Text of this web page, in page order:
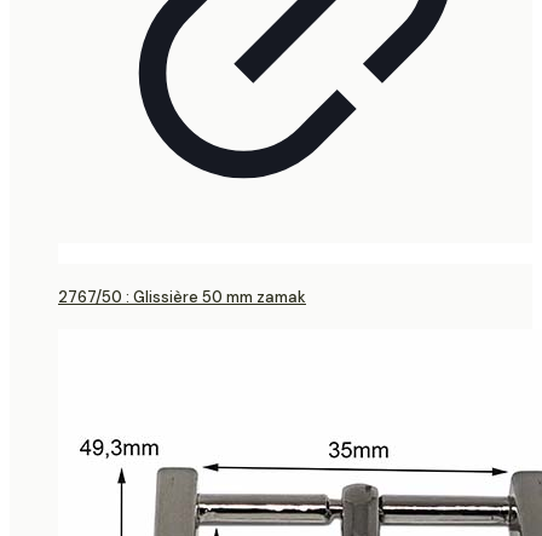
2767/50 : Glissière 50 mm zamak